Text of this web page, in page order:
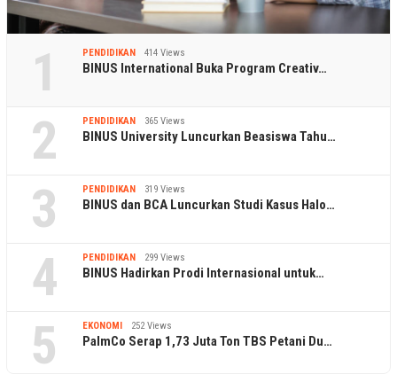
1 PENDIDIKAN 414 Views
BINUS International Buka Program Creativ…
2 PENDIDIKAN 365 Views
BINUS University Luncurkan Beasiswa Tahu…
3 PENDIDIKAN 319 Views
BINUS dan BCA Luncurkan Studi Kasus Halo…
4 PENDIDIKAN 299 Views
BINUS Hadirkan Prodi Internasional untuk…
5 EKONOMI 252 Views
PalmCo Serap 1,73 Juta Ton TBS Petani Du…